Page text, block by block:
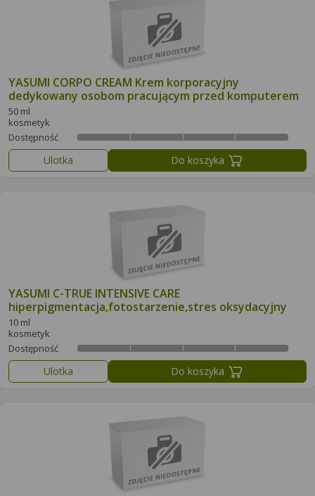
YASUMI CORPO CREAM Krem korporacyjny
dedykowany osobom pracującym przed komputerem
50 ml
kosmetyk
Dostępność
Ulotka Do koszyka
YASUMI C-TRUE INTENSIVE CARE
hiperpigmentacja,fotostarzenie,stres oksydacyjny
10 ml
kosmetyk
Dostępność
Ulotka Do koszyka